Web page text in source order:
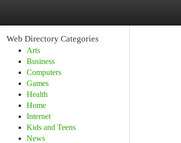
Web Directory Categories
Arts
Business
Computers
Games
Health
Home
Internet
Kids and Teens
News